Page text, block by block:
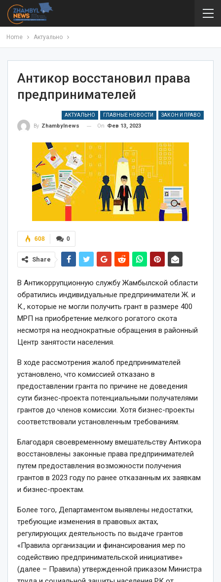
Home Актуально
Антикор восстановил права
предпринимателей
АКТУАЛЬНО ГЛАВНЫЕ НОВОСТИ ЗАКОН И ПРАВО
By Zhambylnews On Фев 13, 2023
0
608
Share
В Антикоррупционную службу Жамбылской области
обратились индивидуальные предприниматели Ж. и
К., которые не могли получить грант в размере 400
МРП на приобретение мелкого рогатого скота
несмотря на неоднократные обращения в районный
Центр занятости населения.
В ходе рассмотрения жалоб предпринимателей
установлено, что комиссией отказано в
предоставлении гранта по причине не доведения
сути бизнес-проекта потенциальными получателями
грантов до членов комиссии. Хотя бизнес-проекты
соответствовали установленным требованиям.
Благодаря своевременному вмешательству Антикора
восстановлены законные права предпринимателей
путем предоставления возможности получения
грантов в 2023 году по ранее отказанным их заявкам
и бизнес-проектам.
Более того, Департаментом выявлены недостатки,
требующие изменения в правовых актах,
регулирующих деятельность по выдаче грантов
«Правила организации и финансирования мер по
содействию предпринимательской инициативе»
(далее – Правила) утвержденной приказом Министра